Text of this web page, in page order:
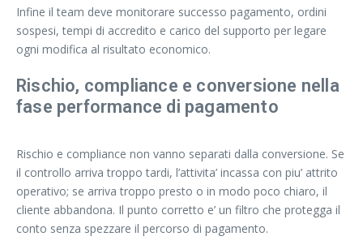
Infine il team deve monitorare successo pagamento, ordini
sospesi, tempi di accredito e carico del supporto per legare
ogni modifica al risultato economico.
Rischio, compliance e conversione nella
fase performance di pagamento
Rischio e compliance non vanno separati dalla conversione. Se
il controllo arriva troppo tardi, l’attivita’ incassa con piu’ attrito
operativo; se arriva troppo presto o in modo poco chiaro, il
cliente abbandona. Il punto corretto e’ un filtro che protegga il
conto senza spezzare il percorso di pagamento.